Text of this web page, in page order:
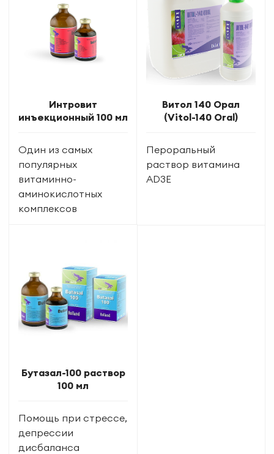
Интровит
инъекционный 100 мл
Один из самых
популярных
витаминно-
аминокислотных
комплексов
Витол 140 Орал
(Vitol-140 Oral)
Пероральный
раствор витамина
AD3E
Бутазал-100 раствор
100 мл
Помощь при стрессе,
депрессии
дисбаланса